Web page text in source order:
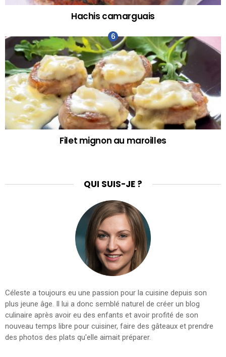
Hachis camarguais
Filet mignon au maroilles
QUI SUIS-JE ?
Céleste a toujours eu une passion pour la cuisine depuis son
plus jeune âge. Il lui a donc semblé naturel de créer un blog
culinaire après avoir eu des enfants et avoir profité de son
nouveau temps libre pour cuisiner, faire des gâteaux et prendre
des photos des plats qu'elle aimait préparer.